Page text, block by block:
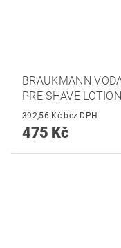
BRAUKMANN
PRE SHAVE LOTION
392,56 Kč bez DPH
475 Kč